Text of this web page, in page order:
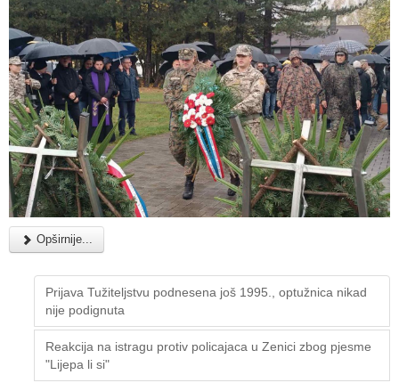
Opširnije...
Prijava Tužiteljstvu podnesena još 1995., optužnica nikad
nije podignuta
Reakcija na istragu protiv policajaca u Zenici zbog pjesme
"Lijepa li si"